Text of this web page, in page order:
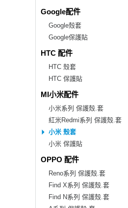
Google配件
Google殼套
Google保護貼
HTC 配件
HTC 殼套
HTC 保護貼
MI小米配件
小米系列 保護殼.套
紅米Redmi系列 保護殼.套
小米 殼套
小米 保護貼
OPPO 配件
Reno系列 保護殼.套
Find X系列 保護殼.套
Find N系列 保護殼.套